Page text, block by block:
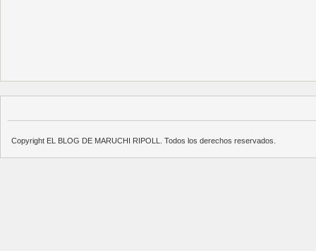
Copyright EL BLOG DE MARUCHI RIPOLL. Todos los derechos reservados.